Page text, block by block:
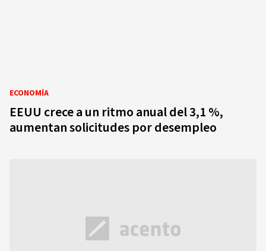
ECONOMÍA
EEUU crece a un ritmo anual del 3,1 %,
aumentan solicitudes por desempleo